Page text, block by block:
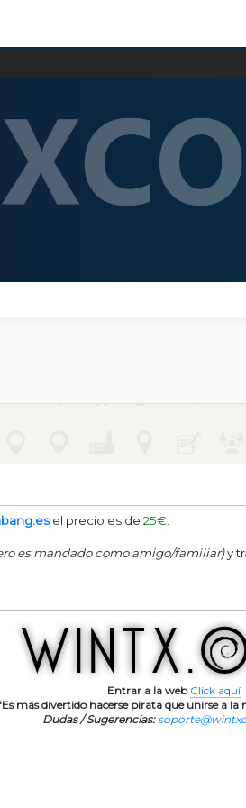
el precio es de 25€.
es mandado como amigo/familiar)y
Entrar a la web Click aquí
más divertido hacerse pirata que unirse a la
Dudas / Sugerencias: